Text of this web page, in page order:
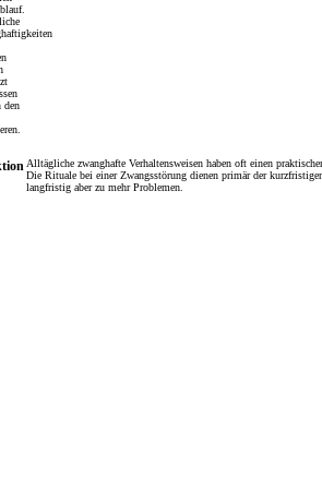
den
Alltägliche zwanghafte Verhaltensweisen haben oft einen
Die Rituale bei einer Zwangsstörung dienen primär der
langfristig aber zu mehr Problemen.